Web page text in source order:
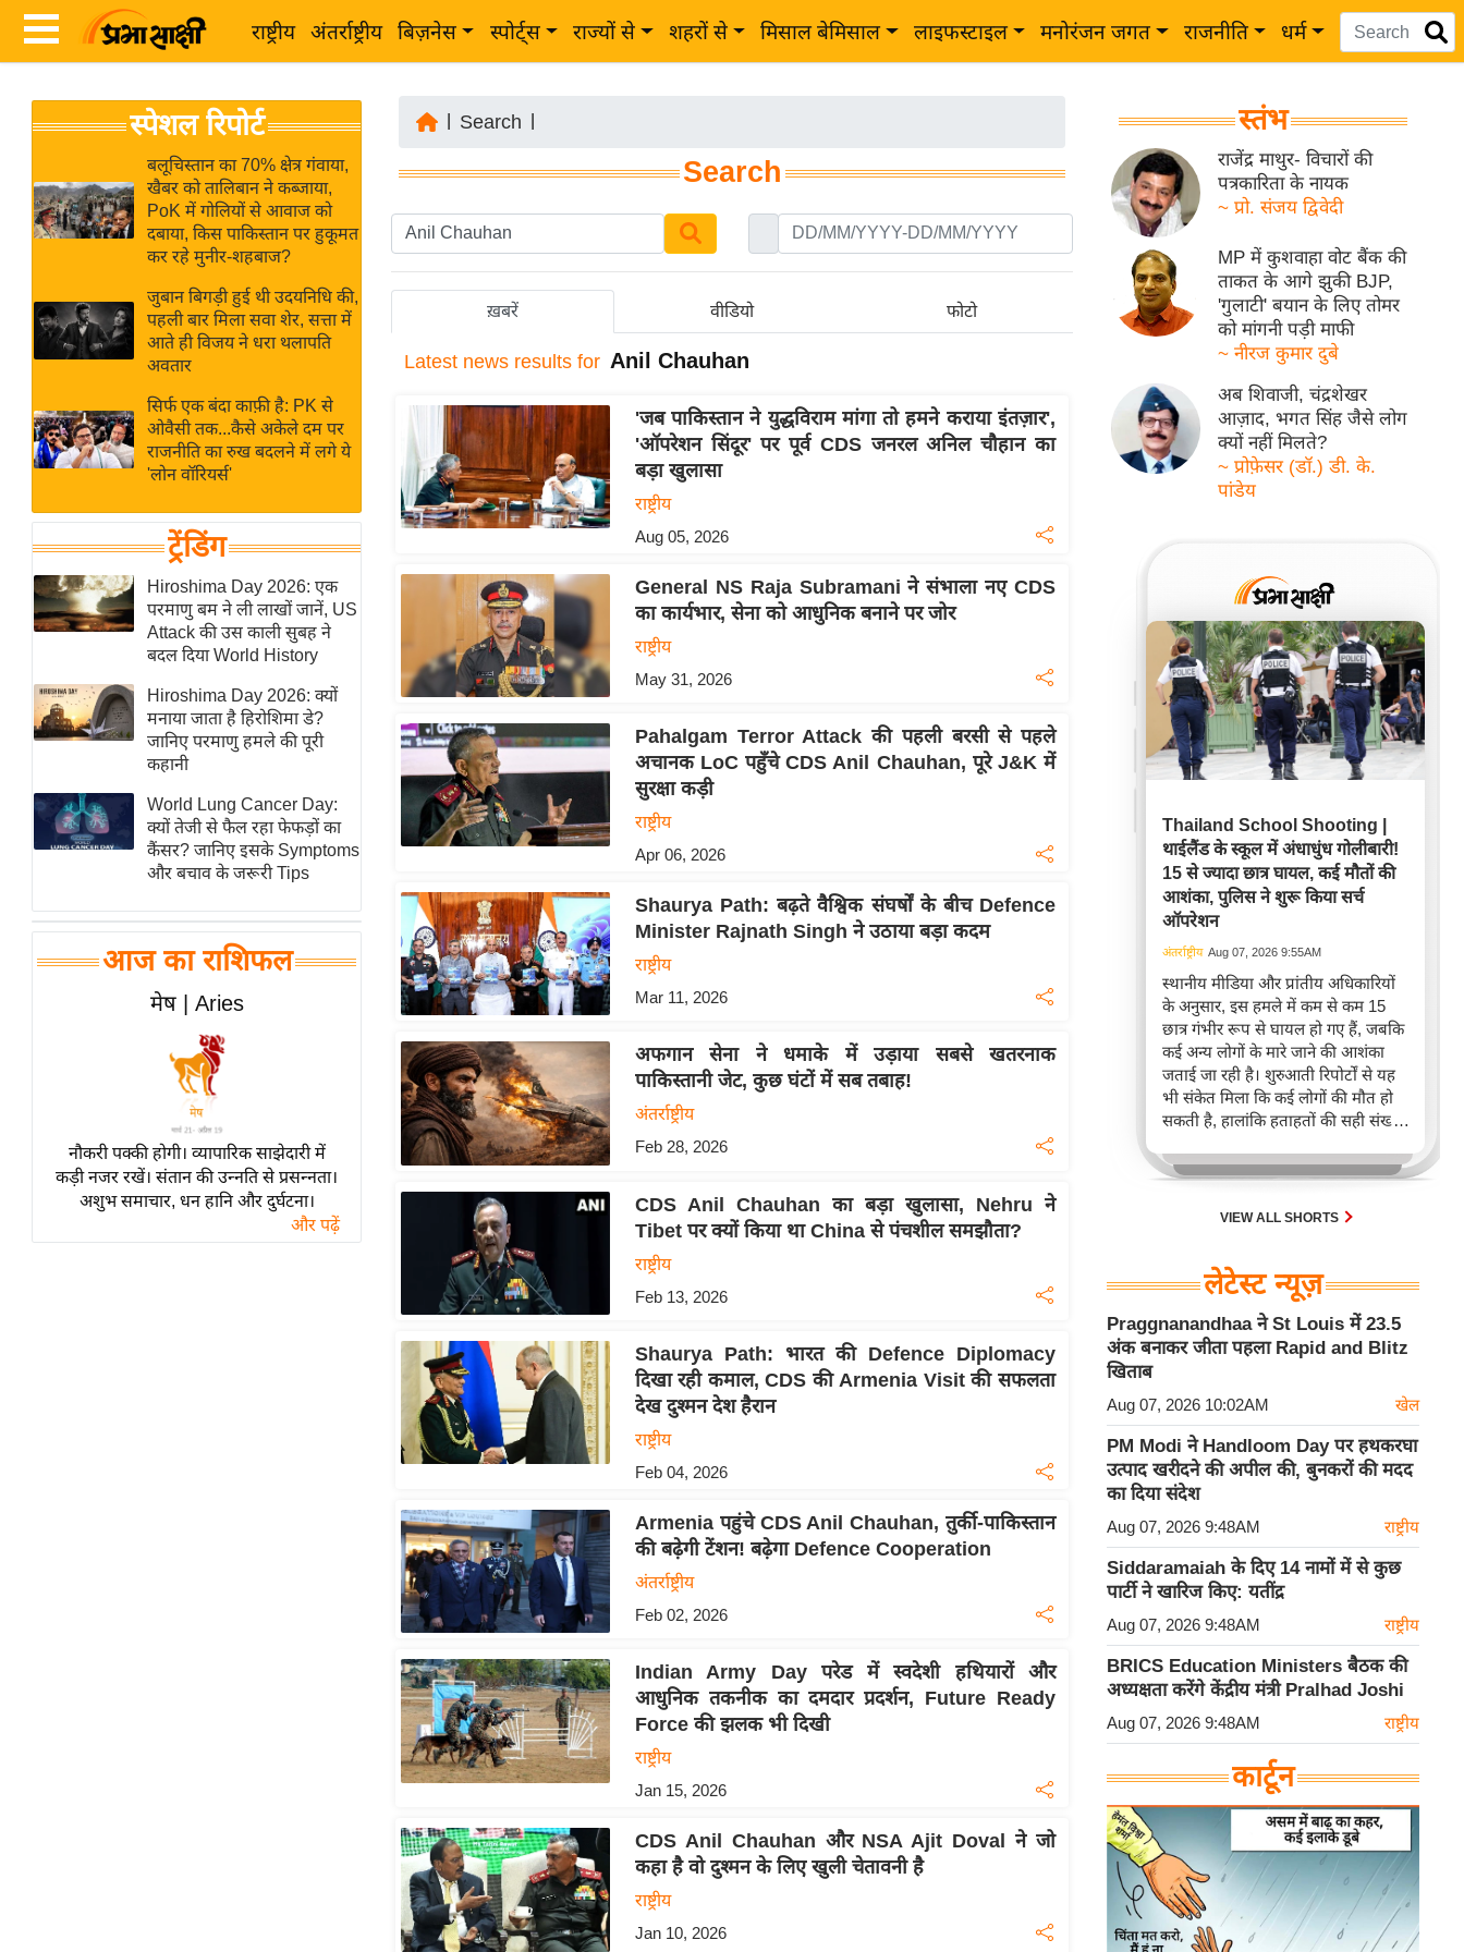
राष्ट्रीय अंतर्राष्ट्रीय बिज़नेस स्पोर्ट्स राज्यों से शहरों से मिसाल बेमिसाल लाइफस्टाइल मनोरंजन जगत राजनीति धर्म
News
Hindi
Hindi
Live
News in
Hindi
News
Hindi
Videos
ब
र
अंतर्राष्ट्रीय
बिज़नेस
उद्योग
विशेषज्ञ
राय
खेल
क्रिकेट
IPL
2026
ई-पेपर
मिसाल बेमिसाल
शख्सियत
यंग इंडिया
साहित्य जगत
ऑटो वर्ल्ड
मनोरंजन जगत
बॉलीवुड
हॉलीवुड
Breaking
लाइफस्टाइल
टेक्नॉलॉजी
ब्यूटी/फैशन
स्पेशल रिपोर्ट
बलूचिस्तान का 70% क्षेत्र गंवाया,
खैबर को तालिबान ने कब्जाया,
PoK में गोलियों से आवाज को
दबाया, किस पाकिस्तान पर हुकूमत
कर रहे मुनीर-शहबाज?
जुबान बिगड़ी हुई थी उदयनिधि की,
पहली बार मिला सवा शेर, सत्ता में
आते ही विजय ने धरा थलापति
अवतार
सिर्फ एक बंदा काफ़ी है: PK से
ओवैसी तक...कैसे अकेले दम पर
राजनीति का रुख बदलने में लगे ये
'लोन वॉरियर्स'
ट्रेंडिंग
Hiroshima Day 2026: एक
परमाणु बम ने ली लाखों जानें, US
Attack की उस काली सुबह ने
बदल दिया World History
Hiroshima Day 2026: क्यों
मनाया जाता है हिरोशिमा डे?
जानिए परमाणु हमले की पूरी
कहानी
World Lung Cancer Day:
क्यों तेजी से फैल रहा फेफड़ों का
कैंसर? जानिए इसके Symptoms
और बचाव के जरूरी Tips
आज का राशिफल
मेष | Aries
नौकरी पक्की होगी। व्यापारिक साझेदारी में
कड़ी नजर रखें। संतान की उन्नति से प्रसन्नता।
अशुभ समाचार, धन हानि और दुर्घटना।
और पढ़ें
Search
Search
ख़बरें वीडियो फोटो
Latest news results for Anil Chauhan
'जब पाकिस्तान ने युद्धविराम मांगा तो हमने कराया इंतज़ार',
'ऑपरेशन सिंदूर' पर पूर्व CDS जनरल अनिल चौहान का
बड़ा खुलासा
राष्ट्रीय
Aug 05, 2026
General NS Raja Subramani ने संभाला नए CDS
का कार्यभार, सेना को आधुनिक बनाने पर जोर
राष्ट्रीय
May 31, 2026
Pahalgam Terror Attack की पहली बरसी से पहले
अचानक LoC पहुँचे CDS Anil Chauhan, पूरे J&K में
सुरक्षा कड़ी
राष्ट्रीय
Apr 06, 2026
Shaurya Path: बढ़ते वैश्विक संघर्षों के बीच Defence
Minister Rajnath Singh ने उठाया बड़ा कदम
राष्ट्रीय
Mar 11, 2026
अफगान सेना ने धमाके में उड़ाया सबसे खतरनाक
पाकिस्तानी जेट, कुछ घंटों में सब तबाह!
अंतर्राष्ट्रीय
Feb 28, 2026
CDS Anil Chauhan का बड़ा खुलासा, Nehru ने
Tibet पर क्यों किया था China से पंचशील समझौता?
राष्ट्रीय
Feb 13, 2026
Shaurya Path: भारत की Defence Diplomacy
दिखा रही कमाल, CDS की Armenia Visit की सफलता
देख दुश्मन देश हैरान
राष्ट्रीय
Feb 04, 2026
Armenia पहुंचे CDS Anil Chauhan, तुर्की-पाकिस्तान
की बढ़ेगी टेंशन! बढ़ेगा Defence Cooperation
अंतर्राष्ट्रीय
Feb 02, 2026
Indian Army Day परेड में स्वदेशी हथियारों और
आधुनिक तकनीक का दमदार प्रदर्शन, Future Ready
Force की झलक भी दिखी
राष्ट्रीय
Jan 15, 2026
CDS Anil Chauhan और NSA Ajit Doval ने जो
कहा है वो दुश्मन के लिए खुली चेतावनी है
राष्ट्रीय
Jan 10, 2026
स्तंभ
राजेंद्र माथुर- विचारों की
पत्रकारिता के नायक
~ प्रो. संजय द्विवेदी
MP में कुशवाहा वोट बैंक की
ताकत के आगे झुकी BJP,
'गुलाटी' बयान के लिए तोमर
को मांगनी पड़ी माफी
~ नीरज कुमार दुबे
अब शिवाजी, चंद्रशेखर
आज़ाद, भगत सिंह जैसे लोग
क्यों नहीं मिलते?
~ प्रोफ़ेसर (डॉ.) डी. के.
पांडेय
Thailand School Shooting |
थाईलैंड के स्कूल में अंधाधुंध गोलीबारी!
15 से ज्यादा छात्र घायल, कई मौतों की
आशंका, पुलिस ने शुरू किया सर्च
ऑपरेशन
अंतर्राष्ट्रीय Aug 07, 2026 9:55AM
स्थानीय मीडिया और प्रांतीय अधिकारियों
के अनुसार, इस हमले में कम से कम 15
छात्र गंभीर रूप से घायल हो गए हैं, जबकि
कई अन्य लोगों के मारे जाने की आशंका
जताई जा रही है। शुरुआती रिपोर्टों से यह
भी संकेत मिला कि कई लोगों की मौत हो
सकती है, हालांकि हताहतों की सही संख्या
VIEW ALL SHORTS
लेटेस्ट न्यूज़
Praggnanandhaa ने St Louis में 23.5
अंक बनाकर जीता पहला Rapid and Blitz
खिताब
Aug 07, 2026 10:02AM खेल
PM Modi ने Handloom Day पर हथकरघा
उत्पाद खरीदने की अपील की, बुनकरों की मदद
का दिया संदेश
Aug 07, 2026 9:48AM राष्ट्रीय
Siddaramaiah के दिए 14 नामों में से कुछ
पार्टी ने खारिज किए: यतींद्र
Aug 07, 2026 9:48AM राष्ट्रीय
BRICS Education Ministers बैठक की
अध्यक्षता करेंगे केंद्रीय मंत्री Pralhad Joshi
Aug 07, 2026 9:48AM राष्ट्रीय
कार्टून